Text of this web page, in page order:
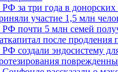
за три года в донорских
участие 1,5 млн
почти 5 млн семей
после продления
создали эндосистему